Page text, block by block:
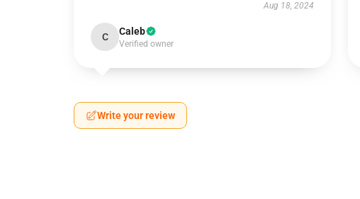
Aug 18, 2024
C Caleb
Verified owner
Write your review